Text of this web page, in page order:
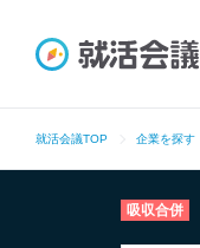
就活会議TOP 企業を探す
吸収合併